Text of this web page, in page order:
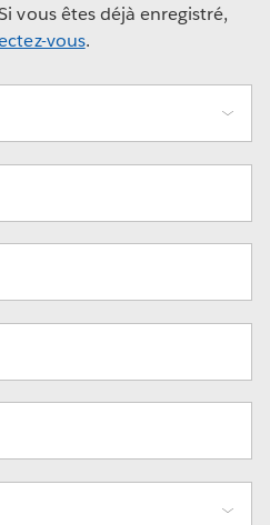
vous êtes déjà enregistré,
vous.